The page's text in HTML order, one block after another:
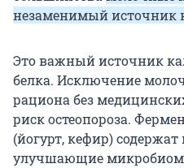
незаменимый источник
Это важный источник
белка. Исключение
рациона без
риск остеопороза.
(йогурт, кефир)
улучшающие